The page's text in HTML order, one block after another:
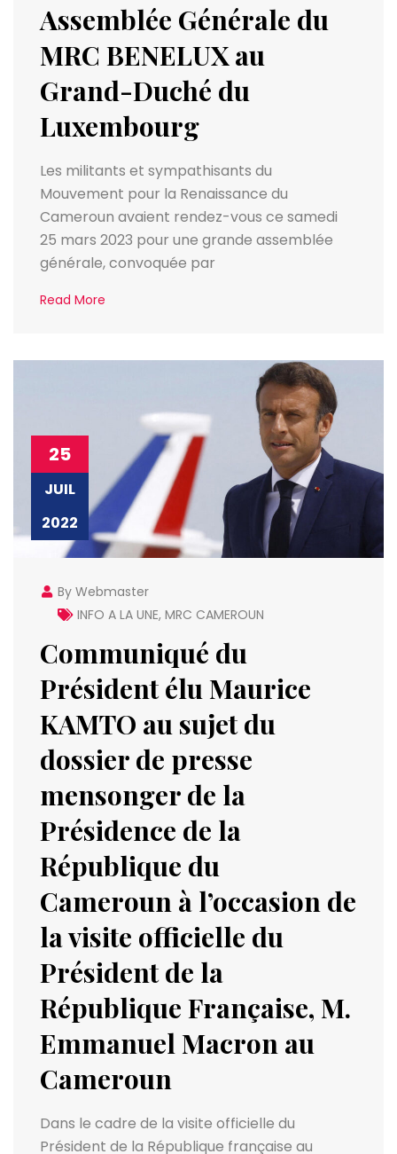
Assemblée Générale du
MRC BENELUX au
Grand-Duché du
Luxembourg
Les militants et sympathisants du
Mouvement pour la Renaissance du
Cameroun avaient rendez-vous ce samedi
25 mars 2023 pour une grande assemblée
générale, convoquée par
Read More
25
JUIL
2022
By Webmaster
INFO A LA UNE, MRC CAMEROUN
Communiqué du
Président élu Maurice
KAMTO au sujet du
dossier de presse
mensonger de la
Présidence de la
République du
Cameroun à l’occasion de
la visite officielle du
Président de la
République Française, M.
Emmanuel Macron au
Cameroun
Dans le cadre de la visite officielle du
Président de la République française au